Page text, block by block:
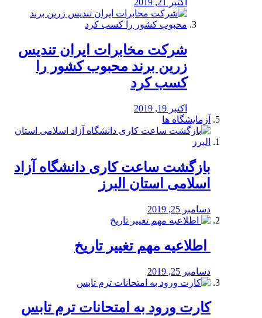
اکتبر 21, 2019
شرکت مخابرات ایران تندیس
زرین برند محبوب کشور را
کسب کرد
اکتبر 19, 2019
آزمایشگاه ها
بازگشت ساعت کاری دانشگاه آزاد
اسلامی استان البرز
دسامبر 25, 2019
️ اطلاعیه مهم تغییر تاریخ
دسامبر 25, 2019
کارت ورود به امتحانات ترم تابس